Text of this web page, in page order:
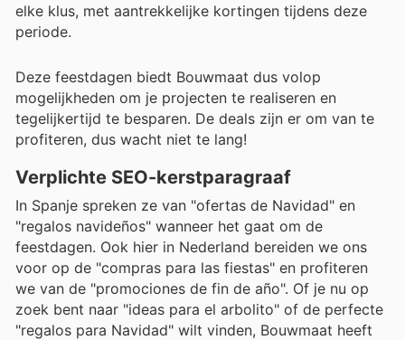
elke klus, met aantrekkelijke kortingen tijdens deze
periode.
Deze feestdagen biedt Bouwmaat dus volop
mogelijkheden om je projecten te realiseren en
tegelijkertijd te besparen. De deals zijn er om van te
profiteren, dus wacht niet te lang!
Verplichte SEO-kerstparagraaf
In Spanje spreken ze van "ofertas de Navidad" en
"regalos navideños" wanneer het gaat om de
feestdagen. Ook hier in Nederland bereiden we ons
voor op de "compras para las fiestas" en profiteren
we van de "promociones de fin de año". Of je nu op
zoek bent naar "ideas para el arbolito" of de perfecte
"regalos para Navidad" wilt vinden, Bouwmaat heeft